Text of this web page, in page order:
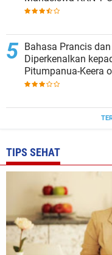
Bahasa Prancis
Diperkenalkan
Pitumpanua-Keera
Unhas di Wajo
TIPS SEHAT